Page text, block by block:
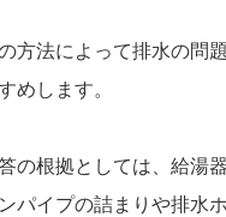
方法によって排水の問
めします。
の根拠としては、給湯
パイプの詰まりや排水